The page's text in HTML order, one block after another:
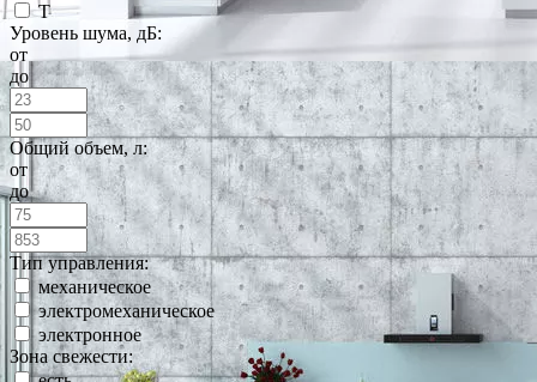
T
Уровень шума, дБ:
от
до
Общий объем, л:
от
до
Тип управления:
механическое
электромеханическое
электронное
Зона свежести: